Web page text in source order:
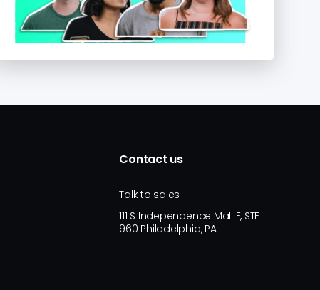
Contact us
Talk to sales
111 S Independence Mall E, STE
960 Philadelphia, PA